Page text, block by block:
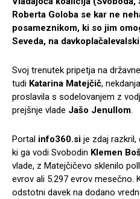
Roberta Goloba se kar ne
posameznikom, ki so jim
Seveda, na
Svoj trenutek pripetja na
tudi Katarina Matejčič,
proslavila s sodelovanjem z
prejšnje vlade Jašo Jenullom
Portal info360.si je zdaj
ki ga vodi Svobodin Klemen
vlade, z Matejčičevo sklenilo
evrov ali 5.297 evrov mesečno.
odstotni davek na dodano